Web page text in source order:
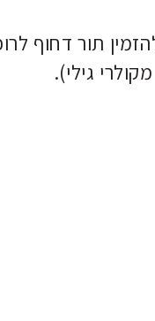
תור דחוף
גילי).